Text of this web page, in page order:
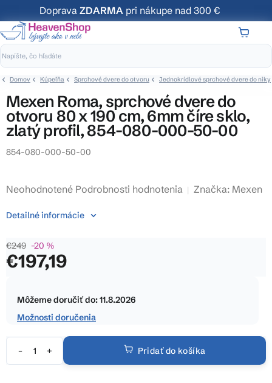
na
obsah
Doprava ZDARMA pri nákupe nad 300 €
Domov Kúpeľňa Sprchové dvere do otvoru Jednokrídlové sprchové dvere do niky
Mexen Roma, sprchové dvere do
otvoru 80 x 190 cm, 6mm číre sklo,
zlatý profil, 854-080-000-50-00
854-080-000-50-00
Priemerné
produktu
0,0
z
Neohodnotené Podrobnosti hodnotenia Značka: Mexen
€249 –20 %
€197,19
cena:
Môžeme doručiť do:11.8.2026
Možnosti doručenia
Pridať do košíka
Detailné informácie